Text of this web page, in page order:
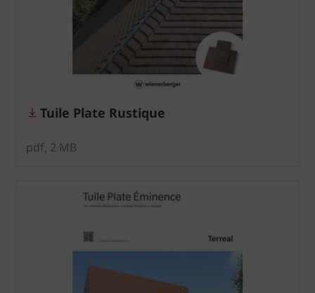
Tuile Plate Rustique
pdf, 2 MB